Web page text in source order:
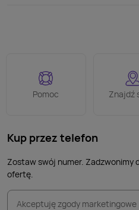
Pomoc Znajdź
Kup przez telefon
Zostaw swój numer. Zadzwonimy
ofertę.
Akceptuję zgody marketingowe